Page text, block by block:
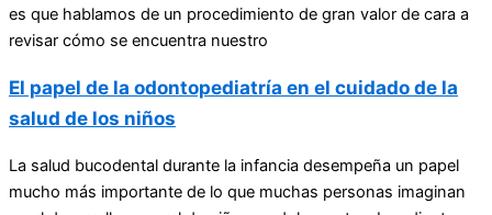
es que hablamos de un procedimiento de gran valor de cara a
revisar cómo se encuentra nuestro
El papel de la odontopediatría en el cuidado de la
salud de los niños
La salud bucodental durante la infancia desempeña un papel
mucho más importante de lo que muchas personas imaginan